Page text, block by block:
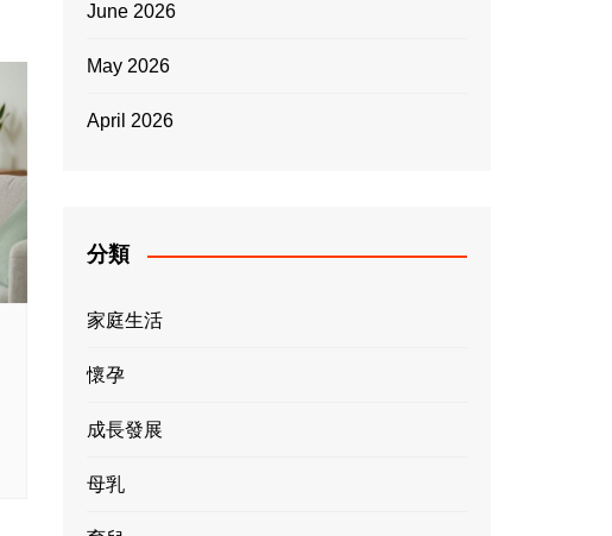
June 2026
May 2026
April 2026
分類
家庭生活
懷孕
成長發展
母乳